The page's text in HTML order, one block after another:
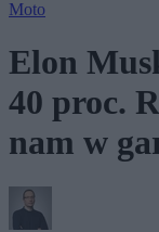
Moto
Elon
40 proc.
nam w